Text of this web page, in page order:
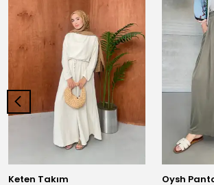
Keten Takım Oysh